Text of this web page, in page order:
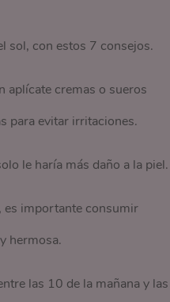
sol, con estos 7 consejos.
aplícate cremas o sueros
para evitar irritaciones.
le haría más daño a la piel.
es importante consumir
hermosa.
las 10 de la mañana y